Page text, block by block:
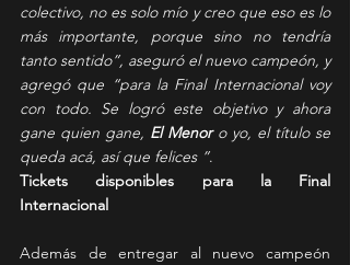
colectivo, no es solo mío y creo que eso es lo
más importante, porque sino no tendría
tanto sentido”, aseguró el nuevo campeón, y
agregó que “para la Final Internacional voy
con todo. Se logró este objetivo y ahora
gane quien gane, El Menor o yo, el título se
queda acá, así que felices ”.
Tickets disponibles para la Final
Internacional
Además de entregar al nuevo campeón